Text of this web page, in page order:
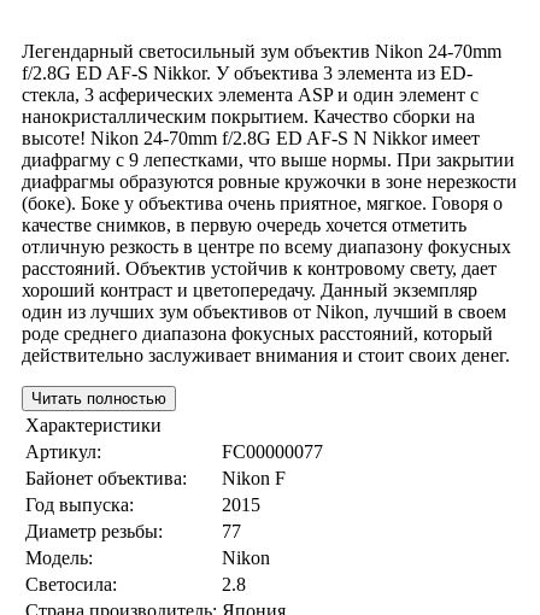
Легендарный светосильный зум объектив Nikon 24-70mm
f/2.8G ED AF-S Nikkor. У объектива 3 элемента из ED-
стекла, 3 асферических элемента ASP и один элемент с
нанокристаллическим покрытием. Качество сборки на
высоте! Nikon 24-70mm f/2.8G ED AF-S N Nikkor имеет
диафрагму с 9 лепестками, что выше нормы. При закрытии
диафрагмы образуются ровные кружочки в зоне нерезкости
(боке). Боке у объектива очень приятное, мягкое. Говоря о
качестве снимков, в первую очередь хочется отметить
отличную резкость в центре по всему диапазону фокусных
расстояний. Объектив устойчив к контровому свету, дает
хороший контраст и цветопередачу. Данный экземпляр
один из лучших зум объективов от Nikon, лучший в своем
роде среднего диапазона фокусных расстояний, который
действительно заслуживает внимания и стоит своих денег.
Читать полностью
Характеристики
Артикул:
FC00000077
Байонет объектива:
Nikon F
Год выпуска:
2015
Диаметр резьбы:
77
Модель:
Nikon
Светосила:
2.8
Страна производитель: Япония